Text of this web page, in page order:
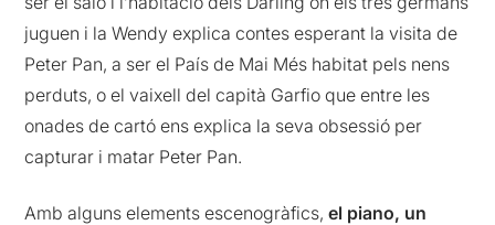
juguen i la Wendy explica contes esperant la visita de
Peter Pan, a ser el País de Mai Més habitat pels nens
perduts, o el vaixell del capità Garfio que entre les
onades de cartó ens explica la seva obsessió per
capturar i matar Peter Pan.
Amb alguns elements escenogràfics,el piano, un